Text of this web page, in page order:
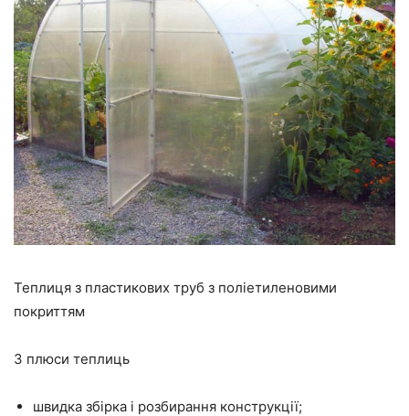
Теплиця з пластикових труб з поліетиленовими
покриттям
3 плюси теплиць
швидка збірка і розбирання конструкції;